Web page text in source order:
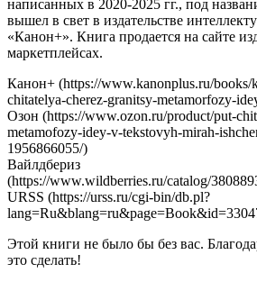
написанных в 2020-2025 гг., под
вышел в свет в издательстве
«Канон+». Книга продается на сайте
маркетплейсах.
Канон+ (https://www.kanonplus.ru/books/
chitatelya-cherez-granitsy-metamorfozy-
Озон (https://www.ozon.ru/product/put-
metamofozy-idey-v-tekstovyh-mirah-
1956866055/)
Вайлдбериз
(https://www.wildberries.ru/catalog/
URSS (https://urss.ru/cgi-bin/db.pl?
Этой книги не было бы без вас.
это сделать!